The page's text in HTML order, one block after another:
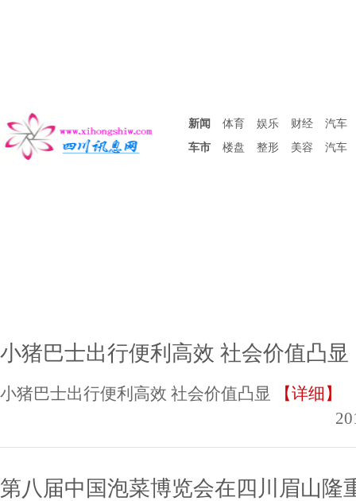
新闻 体育 娱乐 财经
汽车
车市
楼盘 整形 美容 汽车
小猪巴士出行便利高效 社会价值凸显
小猪巴士出行便利高效 社会价值凸显
【详细】
第八届中国泡菜博览会在四川眉山隆